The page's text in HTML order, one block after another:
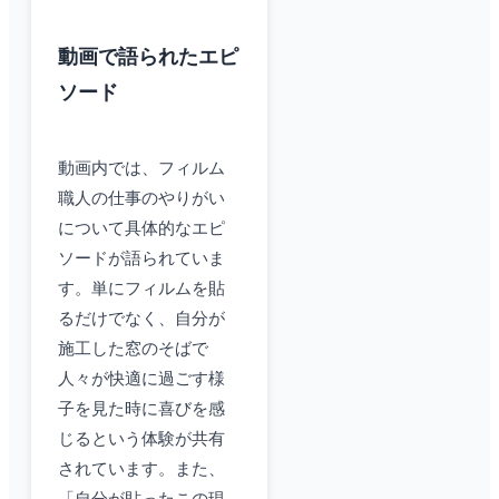
動画で語られたエピ
ソード
動画内では、フィルム
職人の仕事のやりがい
について具体的なエピ
ソードが語られていま
す。単にフィルムを貼
るだけでなく、自分が
施工した窓のそばで
人々が快適に過ごす様
子を見た時に喜びを感
じるという体験が共有
されています。また、